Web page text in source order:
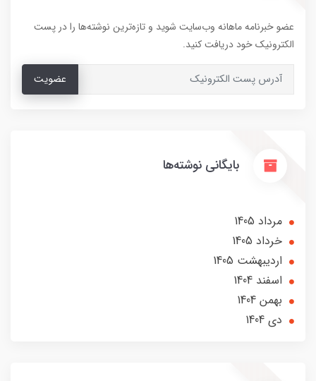
عضو خبرنامه ماهانه وب‌سایت شوید و تازه‌ترین نوشته‌ها را در پست
الکترونیک خود دریافت کنید.
عضویت
بایگانی نوشته‌ها
مرداد 1405
خرداد 1405
ارديبهشت 1405
اسفند 1404
بهمن 1404
دی 1404